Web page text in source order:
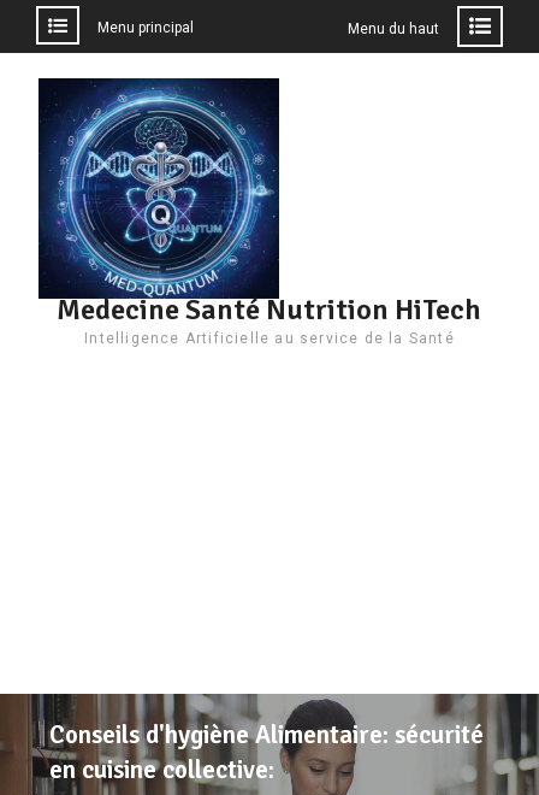
contenu
Menu principal Menu du haut
Medecine Santé Nutrition HiTech
Intelligence Artificielle au service de la Santé
Conseils d'hygiène Alimentaire: sécurité
en cuisine collective: